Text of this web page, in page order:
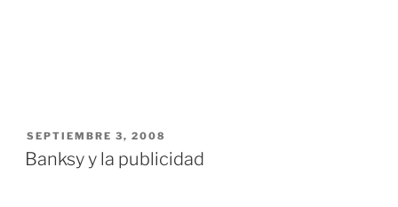
PUBLICADO
EL
SEPTIEMBRE 3, 2008
Banksy y la publicidad